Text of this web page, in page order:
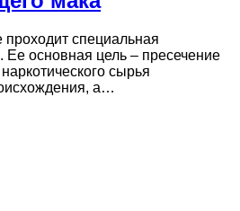
специальная
основная цель – пресечение
сырья
а…